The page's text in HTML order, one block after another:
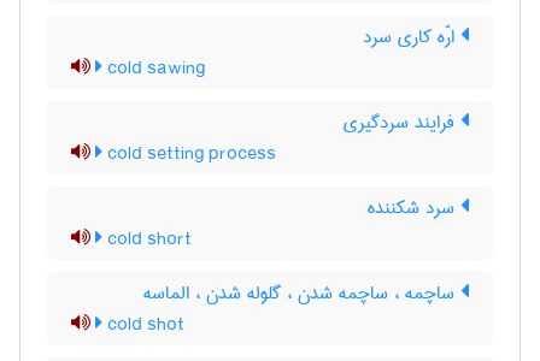
ارّه کاری سرد
cold sawing
فرایند سردگیری
cold setting process
سرد شکننده
cold short
ساچمه ، ساچمه شدن ، گلوله شدن ، الماسه
cold shot